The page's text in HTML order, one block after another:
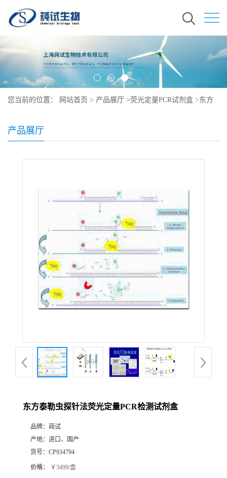
您当前的位置： 网站首页 > 产品展厅 >荧光定量PCR试剂盒 >东方
产品展厅
东方泰勒虫探针法荧光定量PCR检测试剂盒
品牌： 莼试
产地： 进口、国产
货号： CP934794
价格： ￥3499/盒